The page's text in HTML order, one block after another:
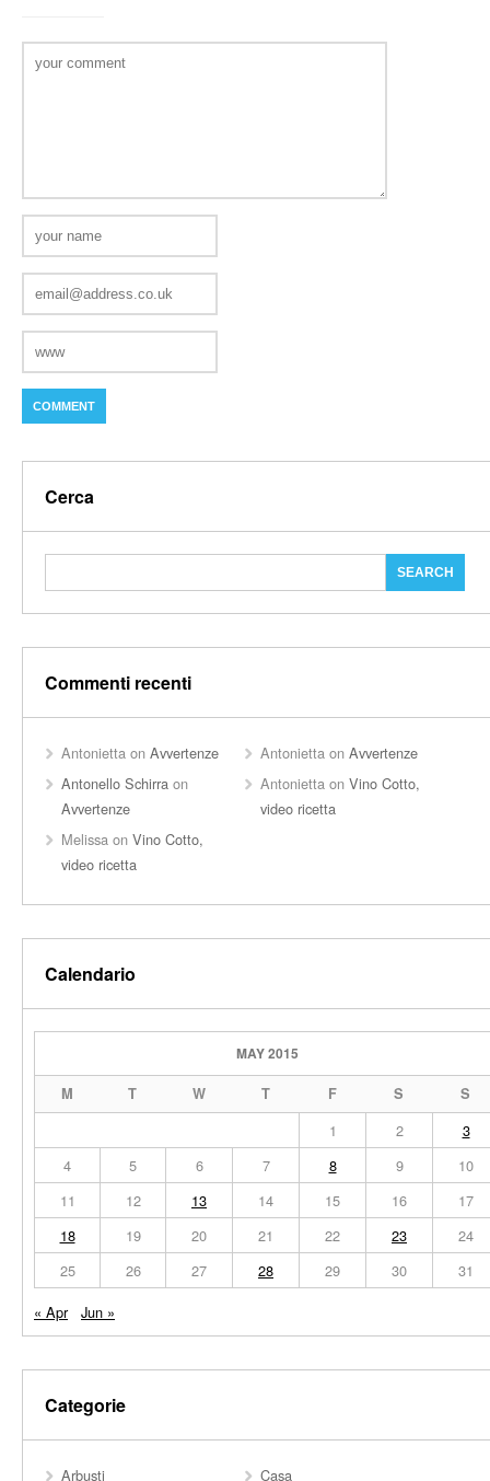
Cerca
Commenti recenti
Antonietta on Avvertenze Antonietta onAvvertenze
Antonello Schirra on
Avvertenze
Antonietta onVino Cotto,
video ricetta
Melissa on Vino Cotto,
video ricetta
Calendario
MAY 2015
M T W T F S S
1 2
3
4
5 6 7 8 9
10
11
12 13 14 15 16
17
18
19 20 21 22 23
24
25
26 27 28 29 30
31
« Apr
Jun »
Categorie
Arbusti Casa